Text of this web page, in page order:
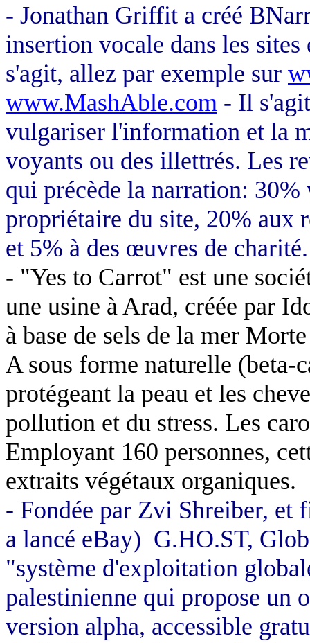
- Jonathan Griffit a créé
insertion vocale dans les
s'agit, allez par exemple sur
www.MashAble.com - Il
vulgariser l'information et la
voyants ou des illettrés. Les
qui précède la narration:
propriétaire du site, 20% aux
et 5% à des œuvres de charité.
- "Yes to Carrot" est une
une usine à Arad, créée par
à base de sels de la mer
A sous forme naturelle (beta-
protégeant la peau et les
pollution et du stress. Les
Employant 160 personnes,
extraits végétaux organiques.
- Fondée par Zvi Shreiber, et
a lancé eBay) G.HO.ST,
"système d'exploitation
palestinienne qui propose un
version alpha, accessible